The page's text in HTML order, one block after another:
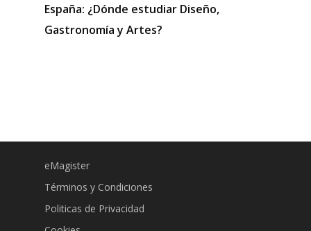
España: ¿Dónde estudiar Diseño,
Gastronomía y Artes?
eMagister
Términos y Condiciones
Politicas de Privacidad